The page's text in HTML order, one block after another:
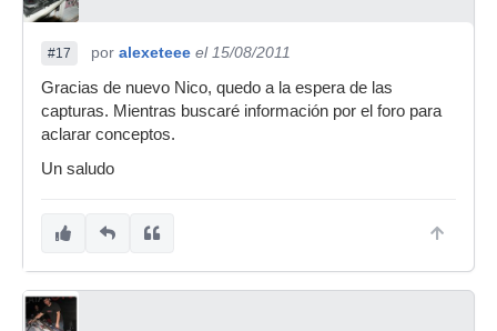
#17 por alexeteee el 15/08/2011
Gracias de nuevo Nico, quedo a la espera de las
capturas. Mientras buscaré información por el foro para
aclarar conceptos.
Un saludo